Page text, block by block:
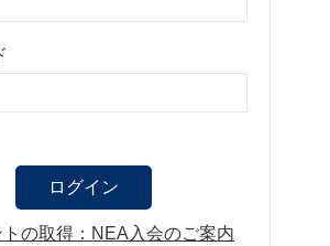
の取得：NEA入会のご案内